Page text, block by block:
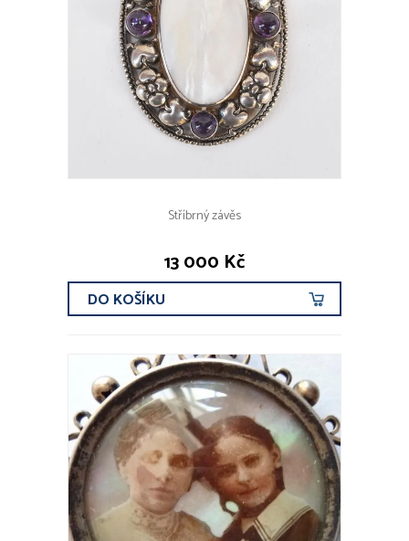
Stříbrný závěs
13 000 Kč
DO KOŠÍKU